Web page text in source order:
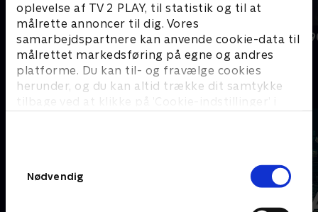
oplevelse af TV 2 PLAY, til statistik og til at
målrette annoncer til dig. Vores
samarbejdspartnere kan anvende cookie-data til
målrettet markedsføring på egne og andres
platforme. Du kan til- og fravælge cookies
herunder, og du kan altid trække dit samtykke
tilbage ved at klikke på ’Cookie-indstillinger’ i
Nødvendig
BH90210 Beverly Hills